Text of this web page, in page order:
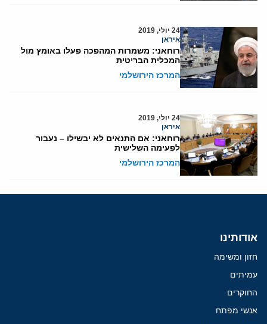
24 יולי, 2019
איראן
רוחאני: משמרות המהפכה פעלו באומץ מול
המכלית הבריטית
המרכז הירושלמי
24 יולי, 2019
איראן
רוחאני: אם התנאים לא יבשילו – נעבור
לפעימה השלישית
המרכז הירושלמי
אודותינו
חזון ומשימה
עמיתים
החוקרים
אנשי מפתח